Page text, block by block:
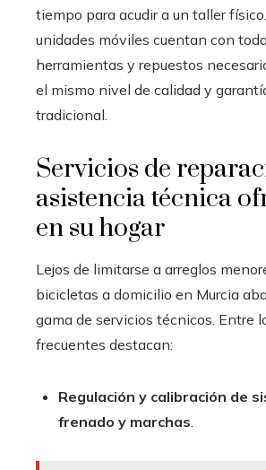
tiempo para acudir a un taller
unidades móviles cuentan con
herramientas y repuestos
el mismo nivel de calidad y
tradicional.
Servicios de
asistencia técnica
en su hogar
Lejos de limitarse a arreglos
bicicletas a domicilio en Murcia
gama de servicios técnicos. Entre
frecuentes destacan:
Regulación y calibración de
frenado y marchas.